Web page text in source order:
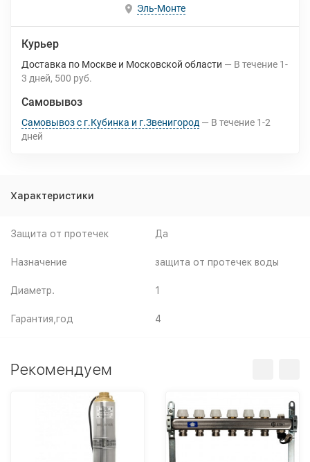
Эль-Монте
Курьер
Доставка по Москве и Московской области В течение 1-
3 дней 500 руб.
Самовывоз
Самовывоз с г.Кубинка и г.Звенигород В течение 1-2
дней
Характеристики
Защита от протечек Да
Назначение защита от протечек воды
Диаметр. 1
Гарантия,год 4
Рекомендуем